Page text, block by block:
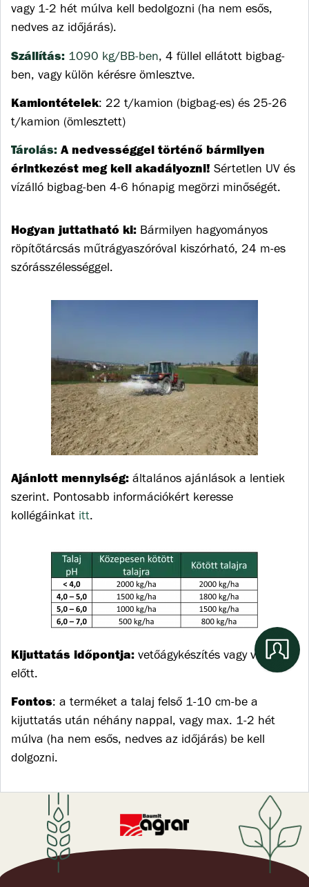
vagy 1-2 hét múlva kell bedolgozni (ha nem esős,
nedves az időjárás).
Szállítás: 1090 kg/BB-ben, 4 füllel ellátott bigbag-
ben, vagy külön kérésre ömlesztve.
Kamiontételek: 22 t/kamion (bigbag-es) és 25-26
t/kamion (ömlesztett)
Tárolás: A nedvességgel történő bármilyen
érintkezést meg kell akadályozni! Sértetlen UV és
vízálló bigbag-ben 4-6 hónapig megörzi minőségét.
Hogyan juttatható ki: Bármilyen hagyományos
röpítőtárcsás műtrágyaszóróval kiszórható, 24 m-es
szórásszélességgel.
Ajánlott mennyiség: általános ajánlások a lentiek
szerint. Pontosabb információkért keresse
kollégáinkat itt.
Kijuttatás időpontja: vetőágykészítés vagy vetés
előtt.
Fontos: a terméket a talaj felső 1-10 cm-be a
kijuttatás után néhány nappal, vagy max. 1-2 hét
múlva (ha nem esős, nedves az időjárás) be kell
dolgozni.